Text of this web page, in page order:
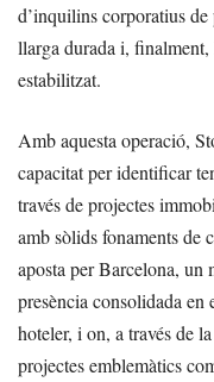
d’inquilins corporatius
llarga durada i, finalment,
estabilitzat.
Amb aquesta operació,
capacitat per identificar
través de projectes
amb sòlids fonaments de
aposta per Barcelona, un
presència consolidada en
hoteler, i on, a través de
projectes emblemàtics